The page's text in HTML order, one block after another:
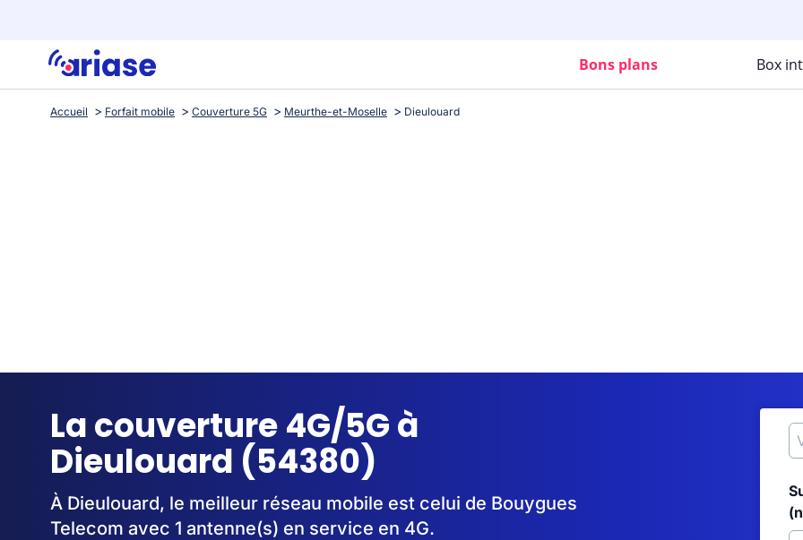
Bons plans Box
Accueil Forfait mobile Couverture 5G Meurthe-et-Moselle Dieulouard
La couverture 4G/5G à
Dieulouard (54380)
À Dieulouard, le meilleur réseau mobile est celui de Bouygues
Telecom avec 1 antenne(s) en service en 4G.